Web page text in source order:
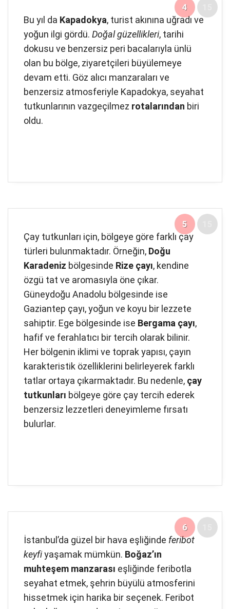
4
Bu yıl da Kapadokya, turist akınına uğradı ve
yoğun ilgi gördü. Doğal güzellikleri, tarihi
dokusu ve benzersiz peri bacalarıyla ünlü
olan bu bölge, ziyaretçileri büyülemeye
devam etti. Göz alıcı manzaraları ve
benzersiz atmosferiyle Kapadokya, seyahat
tutkunlarının vazgeçilmez rotalarından biri
oldu.
5
Çay tutkunları için, bölgeye göre farklı çay
türleri bulunmaktadır. Örneğin, Doğu
Karadeniz bölgesinde Rize çayı, kendine
özgü tat ve aromasıyla öne çıkar.
Güneydoğu Anadolu bölgesinde ise
Gaziantep çayı, yoğun ve koyu bir lezzete
sahiptir. Ege bölgesinde ise Bergama çayı,
hafif ve ferahlatıcı bir tercih olarak bilinir.
Her bölgenin iklimi ve toprak yapısı, çayın
karakteristik özelliklerini belirleyerek farklı
tatlar ortaya çıkarmaktadır. Bu nedenle, çay
tutkunları bölgeye göre çay tercih ederek
benzersiz lezzetleri deneyimleme fırsatı
bulurlar.
6
İstanbul’da güzel bir hava eşliğinde feribot
keyfiyaşamak mümkün. Boğaz’ın
muhteşem manzarası eşliğinde feribotla
seyahat etmek, şehrin büyülü atmosferini
hissetmek için harika bir seçenek. Feribot